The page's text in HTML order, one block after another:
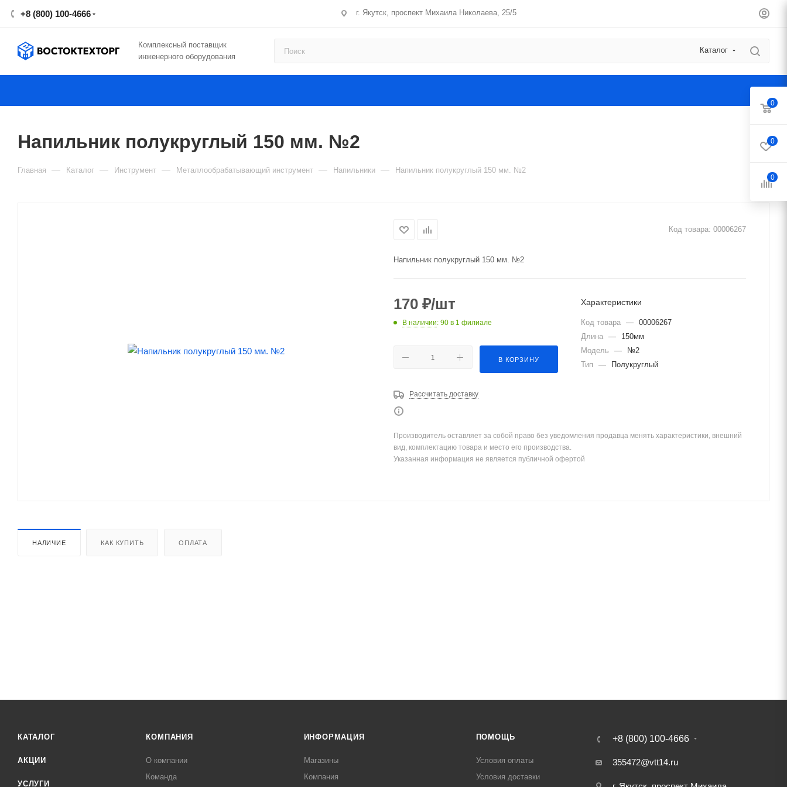
+8 (800) 100-4666 г. Якутск, проспект Михаила Николаева, 25/5
Комплексный поставщик
инженерного оборудования
Каталог
Напильник полукруглый 150 мм. №2
Главная — Каталог — Инструмент — Металлообрабатывающий инструмент — Напильники — Напильник полукруглый 150 мм. №2
Код товара: 00006267
Напильник полукруглый 150 мм. №2
170 ₽/шт
В наличии: 90 в 1 филиале
В КОРЗИНУ
Рассчитать доставку
Характеристики
Код товара — 00006267
Длина —
150мм
Модель
—
№2
Тип
— Полукруглый
Производитель оставляет за собой право без уведомления продавца менять характеристики, внешний
вид, комплектацию товара и место его производства.
Указанная информация не является публичной офертой
НАЛИЧИЕ КАК КУПИТЬ ОПЛАТА
КАТАЛОГ
АКЦИИ
УСЛУГИ
КОМПАНИЯ
О компании
Команда
ИНФОРМАЦИЯ
Магазины
Компания
ПОМОЩЬ
Условия оплаты
Условия доставки
+8 (800) 100-4666
355472@vtt14.ru
0
0
0